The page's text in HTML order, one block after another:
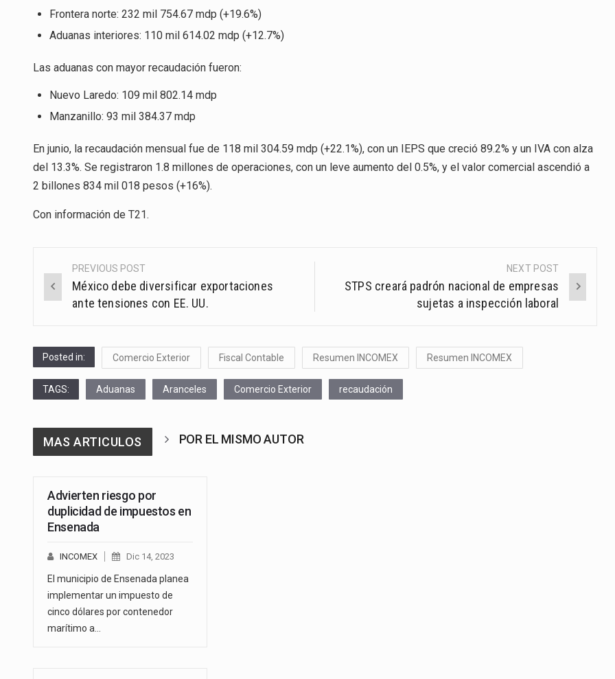
Frontera norte: 232 mil 754.67 mdp (+19.6%)
Aduanas interiores: 110 mil 614.02 mdp (+12.7%)
Las aduanas con mayor recaudación fueron:
Nuevo Laredo: 109 mil 802.14 mdp
Manzanillo: 93 mil 384.37 mdp
En junio, la recaudación mensual fue de 118 mil 304.59 mdp (+22.1%), con un IEPS que creció 89.2% y un IVA con alza
del 13.3%. Se registraron 1.8 millones de operaciones, con un leve aumento del 0.5%, y el valor comercial ascendió a
2 billones 834 mil 018 pesos (+16%).
Con información de T21.
Post
navigation
PREVIOUS POST
México debe diversificar exportaciones
ante tensiones con EE. UU.
NEXT POST
STPS creará padrón nacional de empresas
sujetas a inspección laboral
Posted in: Comercio Exterior Fiscal Contable Resumen INCOMEX Resumen INCOMEX
TAGS: Aduanas Aranceles Comercio Exterior recaudación
MAS ARTICULOS POR EL MISMO AUTOR
Advierten riesgo por
duplicidad de impuestos en
Ensenada
INCOMEX Dic 14, 2023
El municipio de Ensenada planea
implementar un impuesto de
cinco dólares por contenedor
marítimo a…